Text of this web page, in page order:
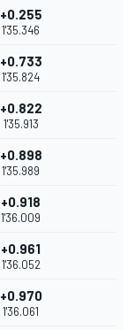
+0.255
1'35.346
+0.733
1'35.824
+0.822
1'35.913
+0.898
1'35.989
+0.918
1'36.009
+0.961
1'36.052
+0.970
1'36.061